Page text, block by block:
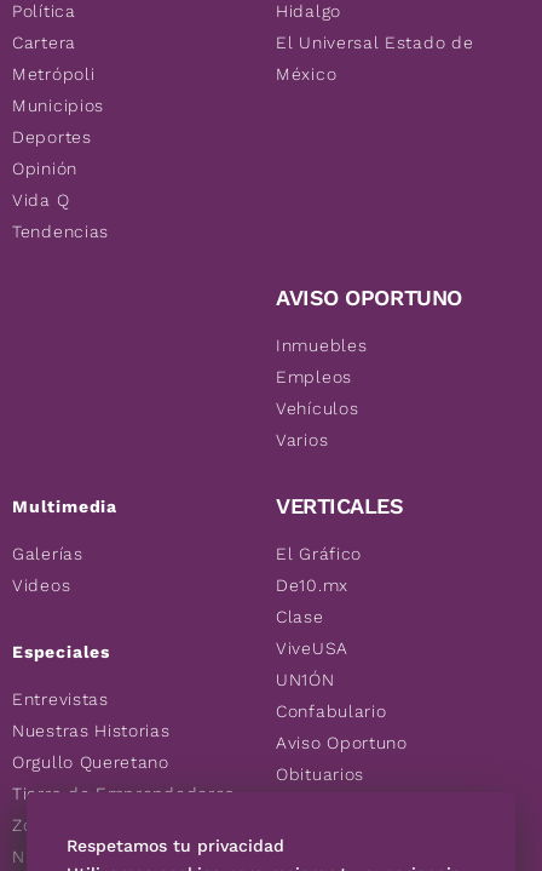
Política
Cartera
Metrópoli
Municipios
Deportes
Opinión
Vida Q
Tendencias
Multimedia
Galerías
Videos
Especiales
Entrevistas
Nuestras Historias
Orgullo Queretano
Tierra de Emprendedores
Zoociales
Nuevos Queretanos
Hidalgo
El Universal Estado de
México
AVISO OPORTUNO
Inmuebles
Empleos
Vehículos
Varios
VERTICALES
El Gráfico
De10.mx
Clase
ViveUSA
UN1ÓN
Confabulario
Aviso Oportuno
Obituarios
Consultas
Respetamos tu privacidad